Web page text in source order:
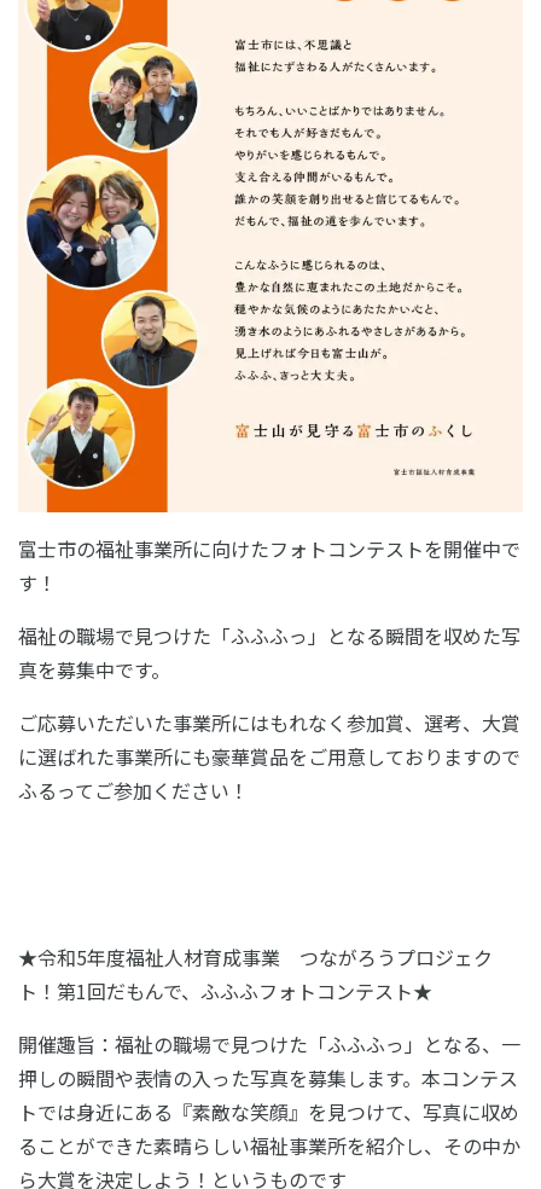
富士市の福祉事業所に向けたフォトコンテストを開催中で
す！
福祉の職場で見つけた「ふふふっ」となる瞬間を収めた写
真を募集中です。
ご応募いただいた事業所にはもれなく参加賞、選考、大賞
に選ばれた事業所にも豪華賞品をご用意しておりますので
ふるってご参加ください！
★令和5年度福祉人材育成事業 つながろうプロジェク
ト！第1回だもんで、ふふふフォトコンテスト★
開催趣旨：福祉の職場で見つけた「ふふふっ」となる、一
押しの瞬間や表情の入った写真を募集します。本コンテス
トでは身近にある『素敵な笑顔』を見つけて、写真に収め
ることができた素晴らしい福祉事業所を紹介し、その中か
ら大賞を決定しよう！というものです